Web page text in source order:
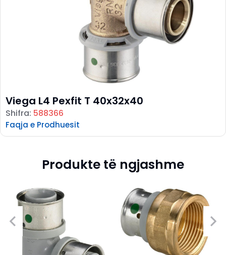
Viega L4 Pexfit T 40x32x40
Shifra: 588366
Faqja e Prodhuesit
Produkte të ngjashme